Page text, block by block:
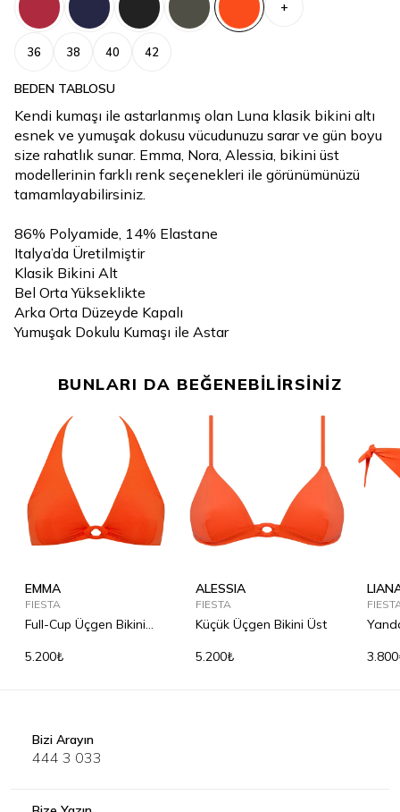
+
36 38 40 42
BEDEN TABLOSU
Kendi kumaşı ile astarlanmış olan Luna klasik bikini altı
esnek ve yumuşak dokusu vücudunuzu sarar ve gün boyu
size rahatlık sunar. Emma, Nora, Alessia, bikini üst
modellerinin farklı renk seçenekleri ile görünümünüzü
tamamlayabilirsiniz.
86% Polyamide, 14% Elastane
Italya’da Üretilmiştir
Klasik Bikini Alt
Bel Orta Yükseklikte
Arka Orta Düzeyde Kapalı
Yumuşak Dokulu Kumaşı ile Astar
BUNLARI DA BEĞENEBİLİRSİNİZ
EMMA
FIESTA
Full-Cup Üçgen Bikini
5.200₺
ALESSIA
FIESTA
Küçük Üçgen Bikini Üst
5.200₺
Bizi Arayın
444 3 033